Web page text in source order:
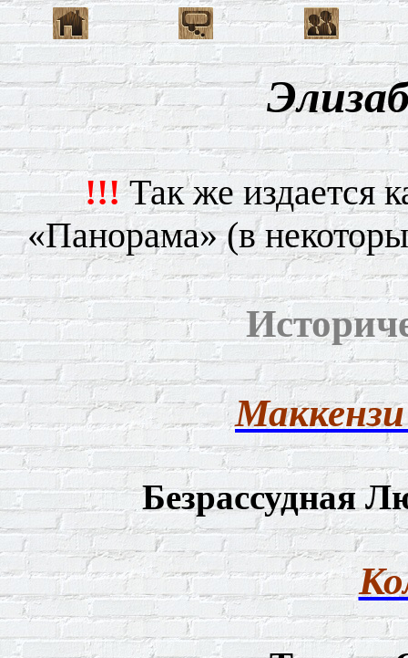
!!!Так же издается
«Панорама» (в
Маккензи
Безрассудная